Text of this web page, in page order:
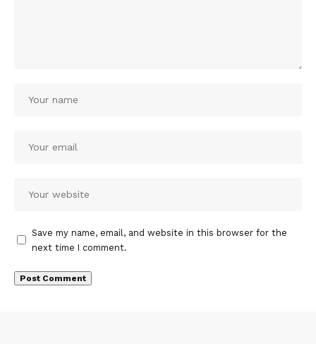
Save my name, email, and website in this browser for the
next time I comment.